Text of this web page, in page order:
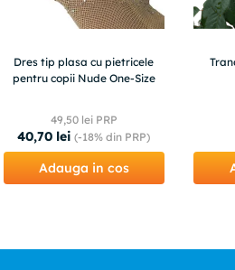
Dres tip plasa cu pietricele
pentru copii Nude One-Size
49,50lei PRP
40,70 lei (-18% din PRP)
Adauga in cos